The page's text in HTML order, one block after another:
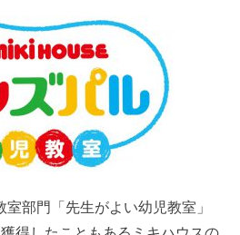
部門「先生がよい幼児教室」